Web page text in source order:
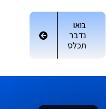
בואו
נדבר
תכלס